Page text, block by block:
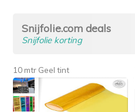
Snijfolie.com deals
Snijfolie korting
10 mtr Geel tint